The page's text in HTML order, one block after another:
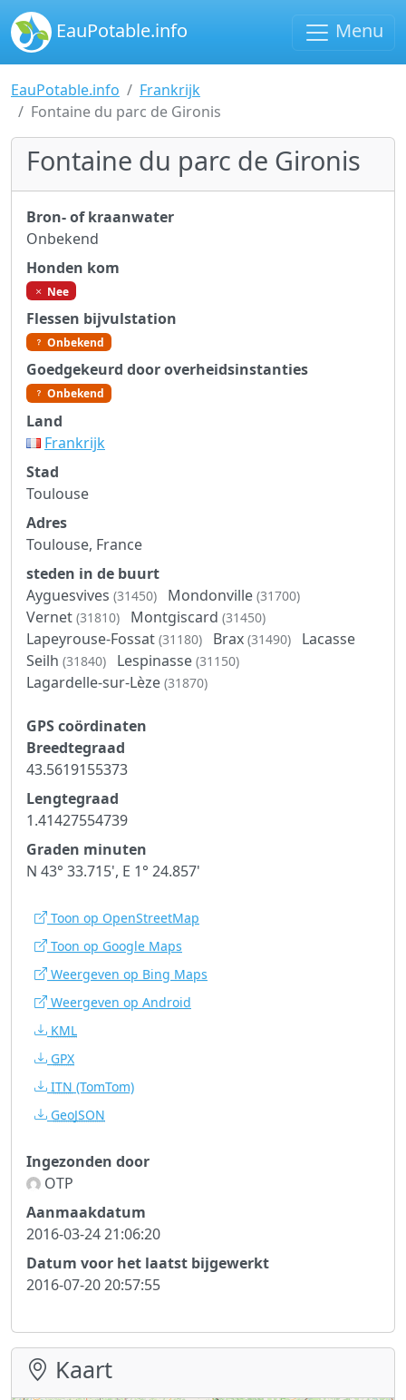
EauPotable.info Menu
EauPotable.info
Frankrijk
Fontaine du parc de Gironis
Fontaine du parc de Gironis
Bron- of kraanwater
Onbekend
Honden kom
Nee
Flessen bijvulstation
Onbekend
Goedgekeurd door overheidsinstanties
Onbekend
Land
Frankrijk
Stad
Toulouse
Adres
Toulouse, France
steden in de buurt
Ayguesvives (31450) Mondonville (31700)
Vernet (31810) Montgiscard (31450)
Lapeyrouse-Fossat (31180) Brax (31490)
Lacasse
Seilh (31840) Lespinasse (31150)
Lagardelle-sur-Lèze (31870)
GPS coördinaten
Breedtegraad
43.5619155373
Lengtegraad
1.41427554739
Graden minuten
N 43° 33.715', E 1° 24.857'
Toon op OpenStreetMap
Toon op Google Maps
Weergeven op Bing Maps
Weergeven op Android
KML
GPX
ITN (TomTom)
GeoJSON
Ingezonden door
OTP
Aanmaakdatum
2016-03-24 21:06:20
Datum voor het laatst bijgewerkt
2016-07-20 20:57:55
Kaart